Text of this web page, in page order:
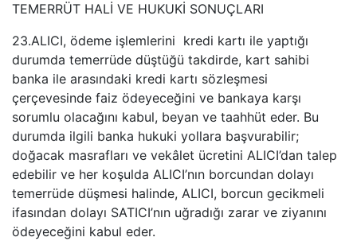
TEMERRÜT HALİ VE HUKUKİ SONUÇLARI
23.ALICI, ödeme işlemlerini kredi kartı ile yaptığı
durumda temerrüde düştüğü takdirde, kart sahibi
banka ile arasındaki kredi kartı sözleşmesi
çerçevesinde faiz ödeyeceğini ve bankaya karşı
sorumlu olacağını kabul, beyan ve taahhüt eder. Bu
durumda ilgili banka hukuki yollara başvurabilir;
doğacak masrafları ve vekâlet ücretini ALICI’dan talep
edebilir ve her koşulda ALICI’nın borcundan dolayı
temerrüde düşmesi halinde, ALICI, borcun gecikmeli
ifasından dolayı SATICI’nın uğradığı zarar ve ziyanını
ödeyeceğini kabul eder.